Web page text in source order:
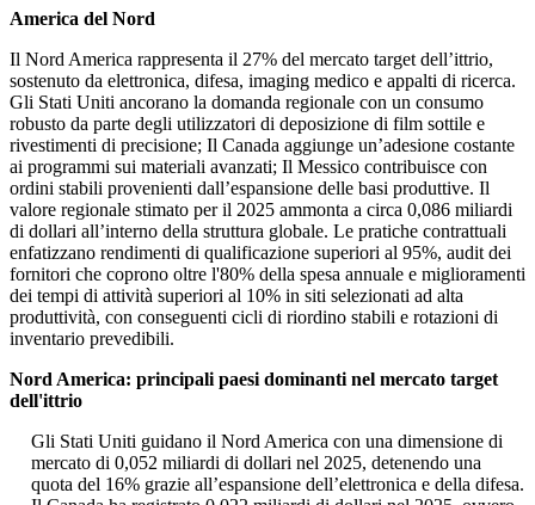
America del Nord
Il Nord America rappresenta il 27% del mercato target dell’ittrio,
sostenuto da elettronica, difesa, imaging medico e appalti di ricerca.
Gli Stati Uniti ancorano la domanda regionale con un consumo
robusto da parte degli utilizzatori di deposizione di film sottile e
rivestimenti di precisione; Il Canada aggiunge un’adesione costante
ai programmi sui materiali avanzati; Il Messico contribuisce con
ordini stabili provenienti dall’espansione delle basi produttive. Il
valore regionale stimato per il 2025 ammonta a circa 0,086 miliardi
di dollari all’interno della struttura globale. Le pratiche contrattuali
enfatizzano rendimenti di qualificazione superiori al 95%, audit dei
fornitori che coprono oltre l'80% della spesa annuale e miglioramenti
dei tempi di attività superiori al 10% in siti selezionati ad alta
produttività, con conseguenti cicli di riordino stabili e rotazioni di
inventario prevedibili.
Nord America: principali paesi dominanti nel mercato target
dell'ittrio
Gli Stati Uniti guidano il Nord America con una dimensione di
mercato di 0,052 miliardi di dollari nel 2025, detenendo una
quota del 16% grazie all’espansione dell’elettronica e della difesa.